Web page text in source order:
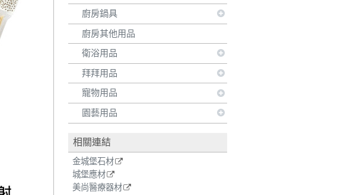
廚房鍋具
廚房其他用品
衛浴用品
拜拜用品
寵物用品
園藝用品
相關連結
金城堡石材
城堡應材
美尚醫療器材